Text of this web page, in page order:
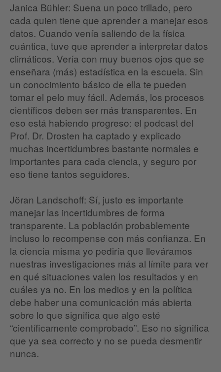
Janica Bühler: Suena un poco trillado, pero
cada quien tiene que aprender a manejar esos
datos. Cuando venía saliendo de la física
cuántica, tuve que aprender a interpretar datos
climáticos. Vería con muy buenos ojos que se
enseñara (más) estadística en la escuela. Sin
un conocimiento básico de ella te pueden
tomar el pelo muy fácil. Además, los procesos
científicos deben ser más transparentes. En
eso está habiendo progreso: el podcast del
Prof. Dr. Drosten ha captado y explicado
muchas incertidumbres bastante normales e
importantes para cada ciencia, y seguro por
eso tiene tantos seguidores.
Jöran Landschoff: Sí, justo es importante
manejar las incertidumbres de forma
transparente. La población probablemente
incluso lo recompense con más confianza. En
la ciencia misma yo pediría que lleváramos
nuestras investigaciones más al límite para ver
en qué situaciones valen los resultados y en
cuáles ya no. En los medios y en la política
debe haber una comunicación más abierta
sobre lo que significa que algo esté
“científicamente comprobado”. Eso no significa
que ya sea correcto y no se pueda desmentir
nunca.